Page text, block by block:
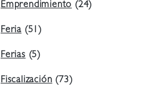
Emprendimiento(24)
Feria (51)
Ferias(5)
Fiscalización(73)